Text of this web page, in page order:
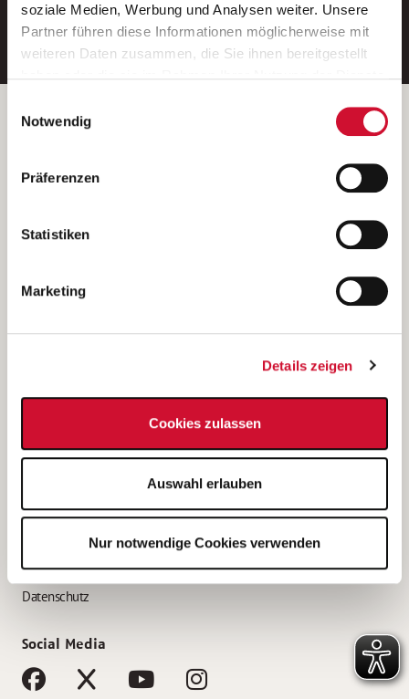
soziale Medien, Werbung und Analysen weiter. Unsere
Partner führen diese Informationen möglicherweise mit
weiteren Daten zusammen, die Sie ihnen bereitgestellt
Wenn Sie auf „Cookies zulassen“ klicken, so stimmen
Sie der Speicherung sämtlicher Cookies zu. Sie können
Ihre Einwilligung selbstverständlich jederzeit widerrufen,
indem Sie die Cookie-Einstellungen aufrufen und diese
unsererDatenschutzerklärung
Notwendig
Präferenzen
Statistiken
Marketing
Details zeigen
Cookies zulassen
Auswahl erlauben
Nur notwendige Cookies verwenden
E-Mail-Adresse eintragen
Betreiber der Webseite
Kantstraße 45a
(Ein Tochterunternehmen des AWO Bezirksverbandes Unterfranken
e.V.)
Bewerbung als Altenpflegehelfer*in
Bewerbung als Erzieher*in
AWO Gliederungen nach Bundesland
Impressum
Datenschutz
Social Media